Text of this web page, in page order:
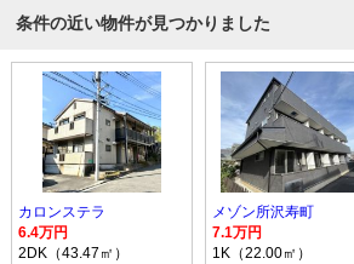
条件の近い物件が見つかりました
カロンステラ
6.4万円
2DK（43.47㎡）
メゾン所沢寿町
7.1万円
1K（22.00㎡）